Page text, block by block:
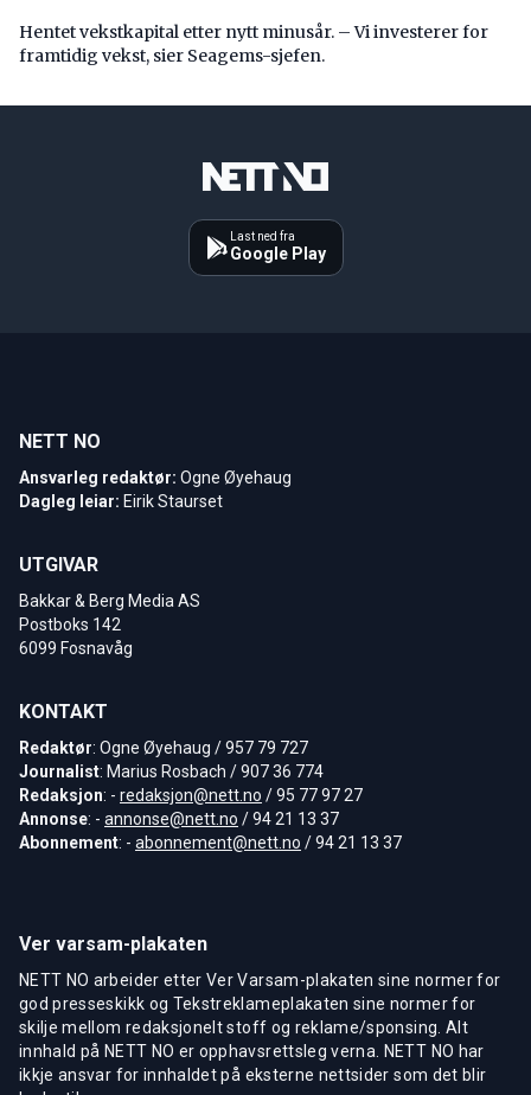
Hentet vekstkapital etter nytt minusår. – Vi investerer for
framtidig vekst, sier Seagems-sjefen.
Last ned fra
Google Play
NETT NO
Ansvarleg redaktør: Ogne Øyehaug
Dagleg leiar: Eirik Staurset
UTGIVAR
Bakkar & Berg Media AS
Postboks 142
6099 Fosnavåg
KONTAKT
Redaktør: Ogne Øyehaug / 957 79 727
Journalist: Marius Rosbach / 907 36 774
Redaksjon: - redaksjon@nett.no / 95 77 97 27
Annonse: - annonse@nett.no / 94 21 13 37
Abonnement: - abonnement@nett.no / 94 21 13 37
Ver varsam-plakaten
NETT NO arbeider etter Ver Varsam-plakaten sine normer for
god presseskikk og Tekstreklameplakaten sine normer for
skilje mellom redaksjonelt stoff og reklame/sponsing. Alt
innhald på NETT NO er opphavsrettsleg verna. NETT NO har
ikkje ansvar for innhaldet på eksterne nettsider som det blir